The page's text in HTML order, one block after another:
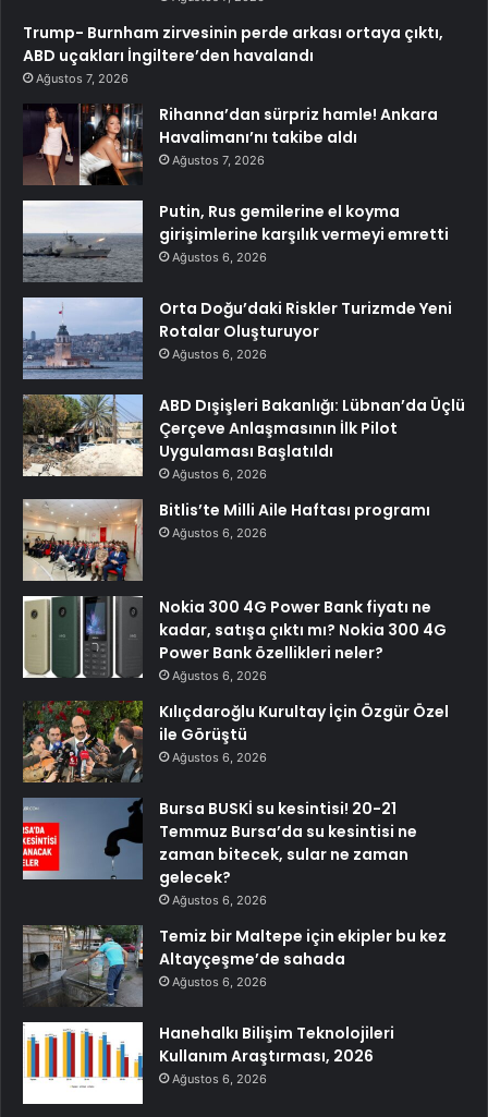
Trump- Burnham zirvesinin perde arkası ortaya çıktı,
ABD uçakları İngiltere’den havalandı
Ağustos 7, 2026
Rihanna’dan sürpriz hamle! Ankara
Havalimanı’nı takibe aldı
Ağustos 7, 2026
Putin, Rus gemilerine el koyma
girişimlerine karşılık vermeyi emretti
Ağustos 6, 2026
Orta Doğu’daki Riskler Turizmde Yeni
Rotalar Oluşturuyor
Ağustos 6, 2026
ABD Dışişleri Bakanlığı: Lübnan’da Üçlü
Çerçeve Anlaşmasının İlk Pilot
Uygulaması Başlatıldı
Ağustos 6, 2026
Bitlis’te Milli Aile Haftası programı
Ağustos 6, 2026
Nokia 300 4G Power Bank fiyatı ne
kadar, satışa çıktı mı? Nokia 300 4G
Power Bank özellikleri neler?
Ağustos 6, 2026
Kılıçdaroğlu Kurultay İçin Özgür Özel
ile Görüştü
Ağustos 6, 2026
Bursa BUSKİ su kesintisi! 20-21
Temmuz Bursa’da su kesintisi ne
zaman bitecek, sular ne zaman
gelecek?
Ağustos 6, 2026
Temiz bir Maltepe için ekipler bu kez
Altayçeşme’de sahada
Ağustos 6, 2026
Hanehalkı Bilişim Teknolojileri
Kullanım Araştırması, 2026
Ağustos 6, 2026